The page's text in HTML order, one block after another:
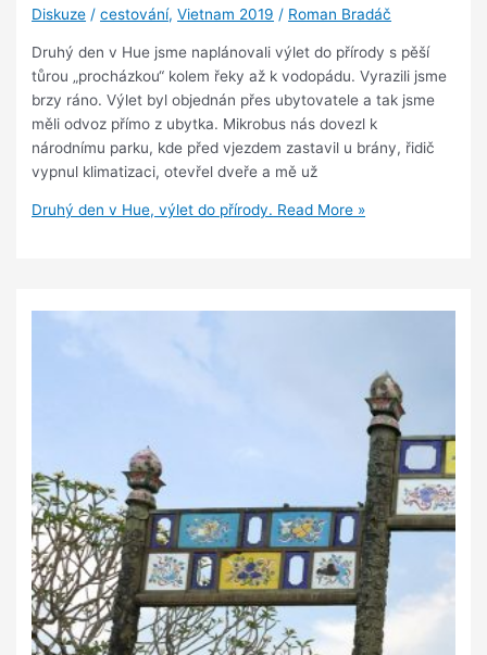
Diskuze /cestování,Vietnam 2019 / Roman Bradáč
Druhý den v Hue jsme naplánovali výlet do přírody s pěší
tůrou „procházkou“ kolem řeky až k vodopádu. Vyrazili jsme
brzy ráno. Výlet byl objednán přes ubytovatele a tak jsme
měli odvoz přímo z ubytka. Mikrobus nás dovezl k
národnímu parku, kde před vjezdem zastavil u brány, řidič
vypnul klimatizaci, otevřel dveře a mě už
Druhý den v Hue, výlet do přírody. Read More »